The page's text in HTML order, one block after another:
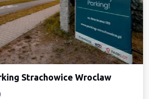
Strachowice Wroclaw